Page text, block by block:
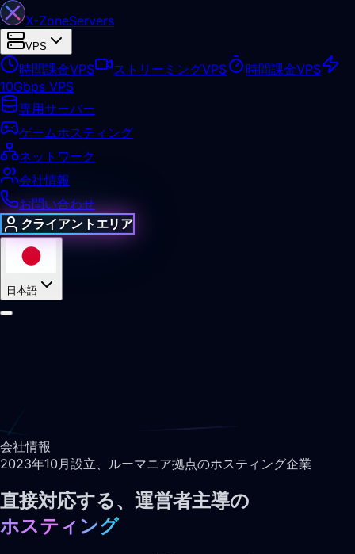
X-ZoneServers
VPS
時間課金VPS ストリーミングVPS
時間課金VPS
10Gbps VPS
専用サーバー
ゲームホスティング
ネットワーク
会社情報
お問い合わせ
クライアントエリア
日本語
会社情報
2023年10月設立、ルーマニア拠点のホスティング企業
直接対応する、運営者主導の
ホスティング